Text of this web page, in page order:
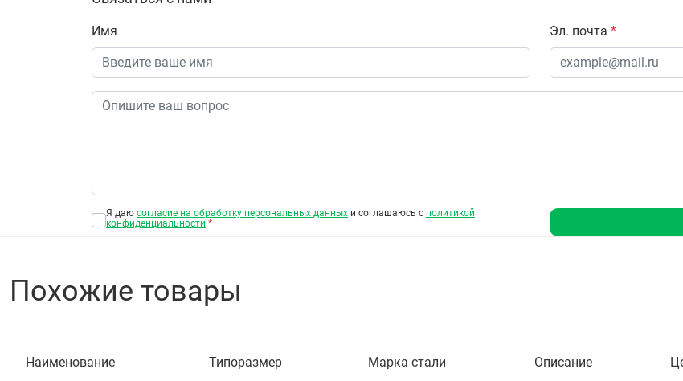
Имя Эл. почта *
Я даю согласие на обработку персональных данных и соглашаюсь с политикой
конфиденциальности *
Похожие товары
Наименование Типоразмер Марка стали Описание